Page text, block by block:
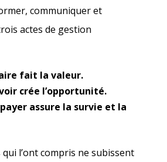
communiquer et
actes de gestion
fait la valeur.
crée l’opportunité.
assure la survie et la
l’ont compris ne subissent